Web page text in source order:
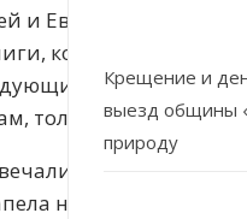
и Евдокия разыскали
которые помогли
раз уж точно
только чудом
«Да, соблюдаем.
на своем языке, и в
Крещение и
выезд общины
природу